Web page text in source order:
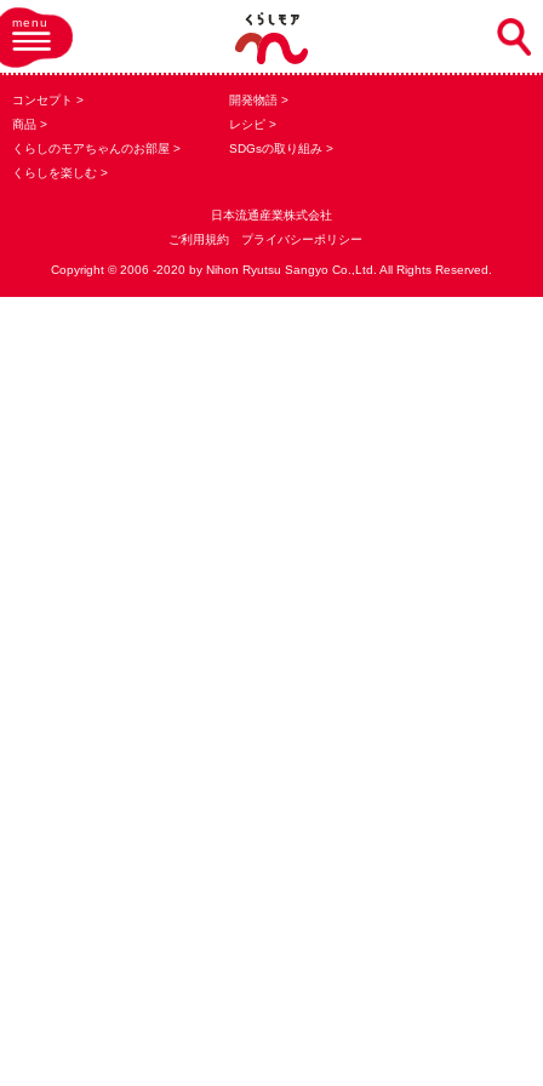
menu
コンセプト
商品
くらしのモアちゃんのお部屋
くらしを楽しむ
開発物語
レシピ
SDGsの取り組み
日本流通産業株式会社
ご利用規約
プライバシーポリシー
Copyright © 2006 -2020 by Nihon Ryutsu Sangyo Co.,Ltd. All Rights Reserved.